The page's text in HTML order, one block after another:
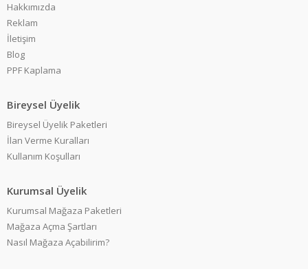
Hakkımızda
Reklam
İletişim
Blog
PPF Kaplama
Bireysel Üyelik
Bireysel Üyelik Paketleri
İlan Verme Kuralları
Kullanım Koşulları
Kurumsal Üyelik
Kurumsal Mağaza Paketleri
Mağaza Açma Şartları
Nasıl Mağaza Açabilirim?